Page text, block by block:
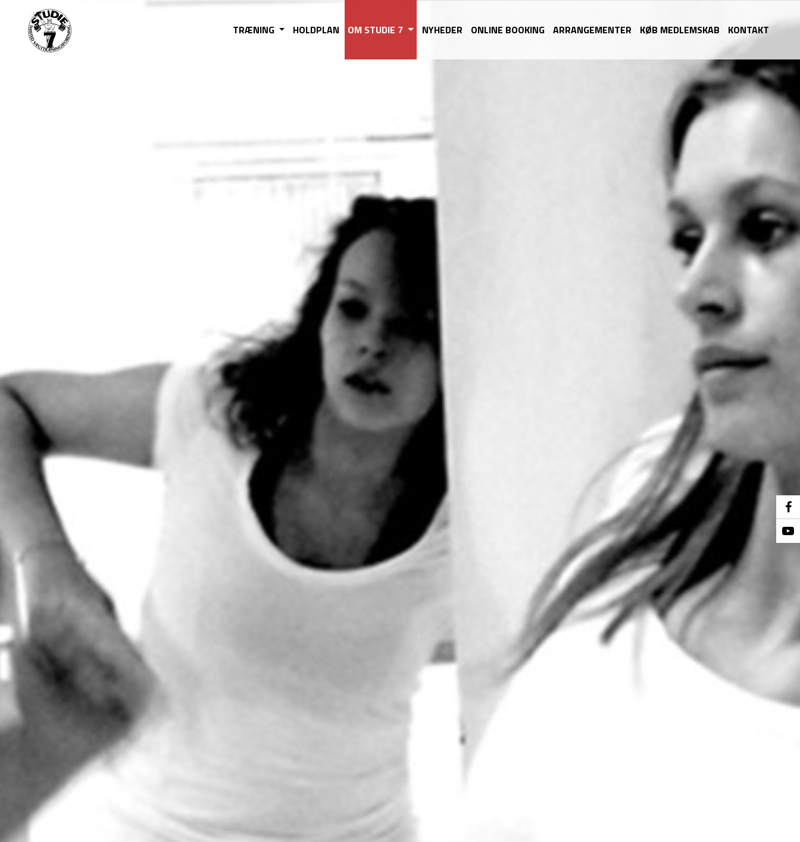
TRÆNING HOLDPLAN OM STUDIE 7 NYHEDER ONLINE BOOKING ARRANGEMENTER KØB MEDLEMSKAB KONTAKT